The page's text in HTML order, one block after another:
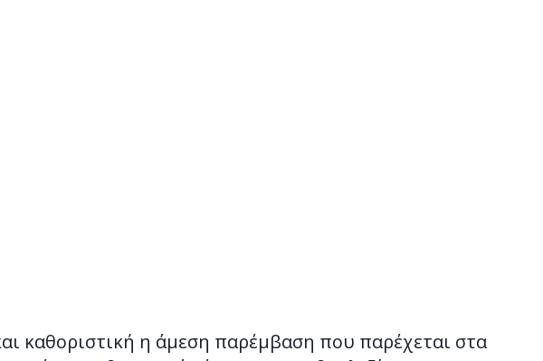
καθοριστική η άμεση παρέμβαση που παρέχεται στα